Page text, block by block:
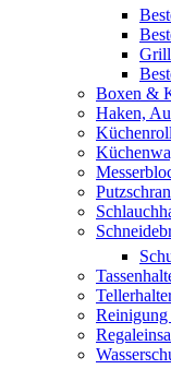
Grill
Boxen &
Haken,